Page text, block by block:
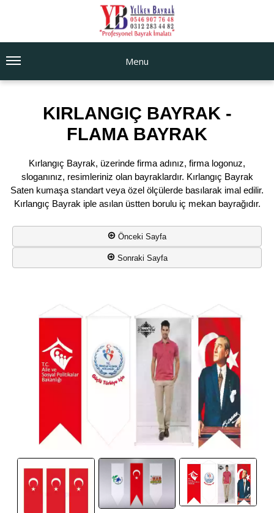
Menu
KIRLANGIÇ BAYRAK -
FLAMA BAYRAK
Kırlangıç Bayrak, üzerinde firma adınız, firma logonuz,
sloganınız, resimleriniz olan bayraklardır. Kırlangıç Bayrak
Saten kumaşa standart veya özel ölçülerde basılarak imal edilir.
Kırlangıç Bayrak iple asılan üstten borulu iç mekan bayrağıdır.
Önceki Sayfa
Sonraki Sayfa